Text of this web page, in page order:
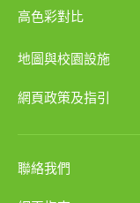
高色彩對比
地圖與校園設施
網頁政策及指引
聯絡我們